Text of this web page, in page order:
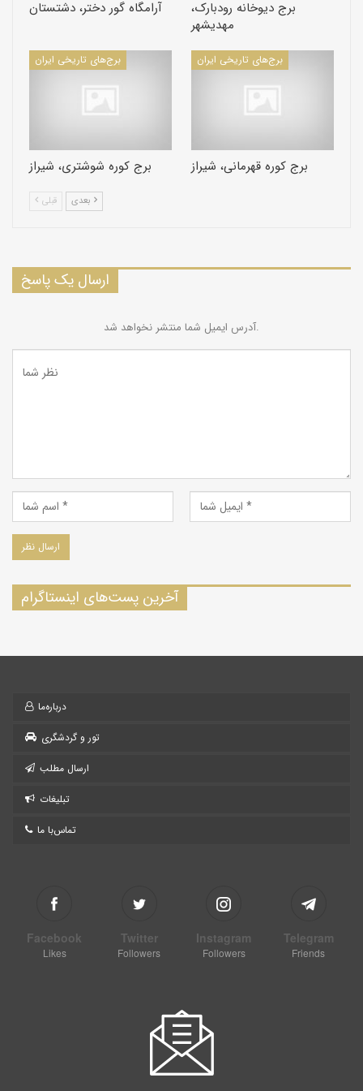
بسیار ساده و شامل ازاره سنگی و آجركاری معمولی است. پوشش بنا
راسابقا"گنبدی دوپوش تشكیل می دادهكه به مرورزمان فروریخته
وجهت جلوگیری ازخرابی سقف تیرپوشی با شیروانی بر روی آن احداث
نموده اند.
كاربری فعلی برج بوده و برای بازدید مورد استفاده قرار میگیرد –
آرامگاه گور دختر، دشتستان
برج دیوخانه رودبارک،
مهدیشهر
برج‌های تاریخی ایران
برج کوره شوشتری، شیراز
برج‌های تاریخی ایران
برج کوره قهرمانی، شیراز
قبلی
ارسال یک پاسخ
آدرس ایمیل شما منتشر نخواهد شد.
آخرین پست‌های اینستاگرام
درباره‌ما
تور و گردشگری
ارسال مطلب
تبلیغات
تماس‌با ما
Facebook
Likes
Twitter
Followers
Instagram
Followers
Telegram
Friends